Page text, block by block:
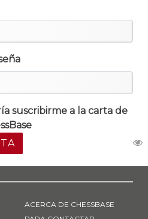
suscribirme a la carta de
ACERCA DE CHESSBASE